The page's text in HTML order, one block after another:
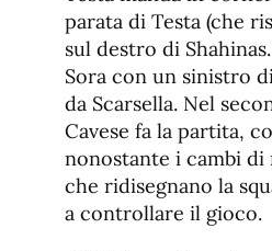
parata di Testa (che
sul destro di
Sora con un sinistro
da Scarsella. Nel
Cavese fa la partita,
nonostante i cambi di
che ridisegnano la
a controllare il gioco.